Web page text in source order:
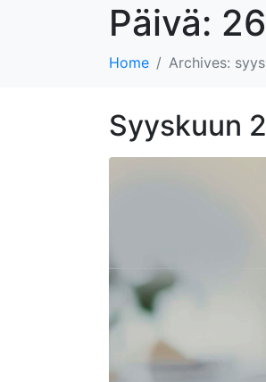
Päivä:
Home Archives:
Syyskuun